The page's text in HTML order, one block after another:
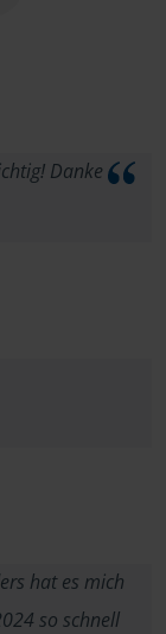
Danke
hat es mich
so schnell